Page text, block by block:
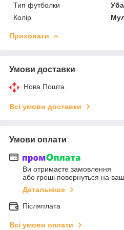
Тип футболки
Колір
Приховати
Умови доставки
Нова Пошта
Всі умови доставки
Умови оплати
Ви отримаєте замовлення
або гроші повернуться на
Детальніше
Післяплата
Всі умови оплати